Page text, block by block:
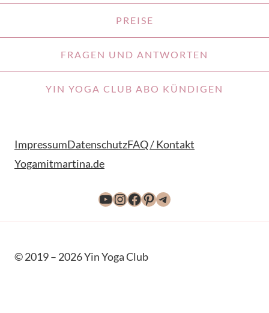
PREISE
FRAGEN UND ANTWORTEN
YIN YOGA CLUB ABO KÜNDIGEN
ImpressumDatenschutzFAQ / Kontakt
Yogamitmartina.de
YouTube
Instagram
Facebook
Pinterest
Telegram
© 2019 – 2026 Yin Yoga Club